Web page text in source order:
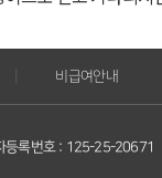
비급여안내
등록번호 : 125-25-20671